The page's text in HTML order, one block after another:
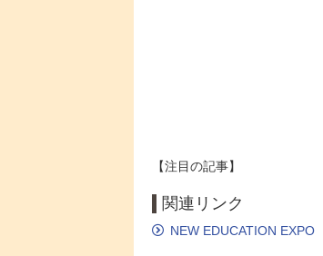
【注目の記事】
関連リンク
NEW EDUCATION EXPO